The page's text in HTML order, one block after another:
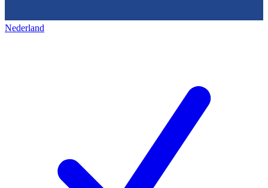
Nederland